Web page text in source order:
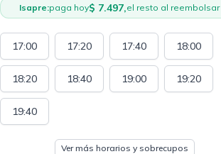
Isapre:paga hoy$ 7.497,el resto al reembolsar
17:00 17:20 17:40 18:00
18:20 18:40 19:00 19:20
19:40
Ver más horarios y sobrecupos